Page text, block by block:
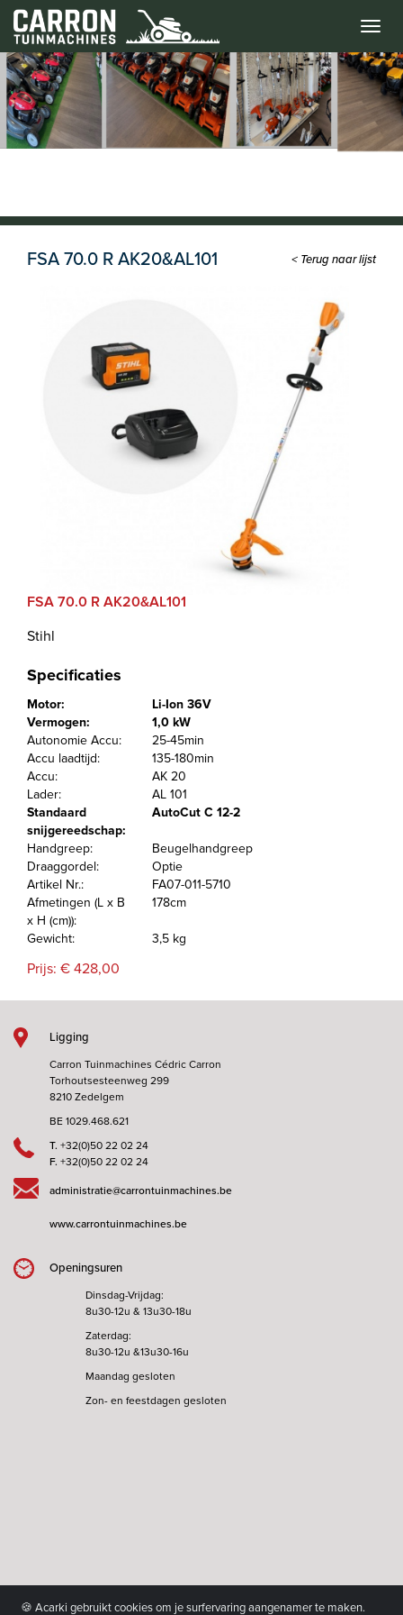
Menu
FSA 70.0 R AK20&AL101 < Terug naar lijst
FSA 70.0 R AK20&AL101
Stihl
Specificaties
Motor:
Li-Ion 36V
Vermogen:
1,0 kW
Autonomie Accu:
25-45min
Accu laadtijd:
135-180min
Accu:
AK 20
Lader:
AL 101
Standaard
snijgereedschap:
AutoCut C 12-2
Handgreep:
Beugelhandgreep
Draaggordel:
Optie
Artikel Nr.:
FA07-011-5710
Afmetingen (L x B
x H (cm)):
178cm
Gewicht: 3,5 kg
Prijs: € 428,00
Ligging
Carron Tuinmachines Cédric Carron
Torhoutsesteenweg 299
8210 Zedelgem
BE 1029.468.621
T. +32(0)50 22 02 24
F. +32(0)50 22 02 24
administratie@carrontuinmachines.be
www.carrontuinmachines.be
Openingsuren
Dinsdag-Vrijdag:
8u30-12u & 13u30-18u
Zaterdag:
8u30-12u &13u30-16u
Maandag gesloten
Zon- en feestdagen gesloten
🍪 Acarki gebruikt cookies om je surfervaring aangenamer te maken.